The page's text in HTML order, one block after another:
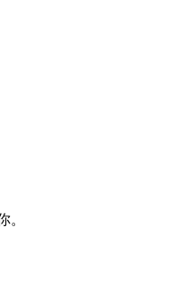
。